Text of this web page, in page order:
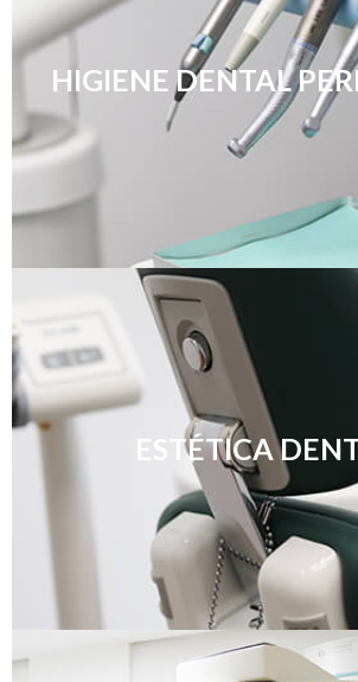
HIGIENE DENTAL
ESTÉTICA